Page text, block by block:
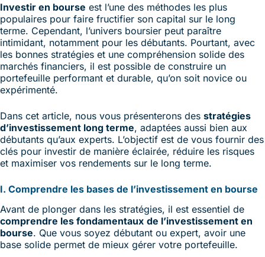
Investir en bourse est l’une des méthodes les plus
populaires pour faire fructifier son capital sur le long
terme. Cependant, l’univers boursier peut paraître
intimidant, notamment pour les débutants. Pourtant, avec
les bonnes stratégies et une compréhension solide des
marchés financiers, il est possible de construire un
portefeuille performant et durable, qu’on soit novice ou
expérimenté.
Dans cet article, nous vous présenterons des stratégies
d’investissement long terme, adaptées aussi bien aux
débutants qu’aux experts. L’objectif est de vous fournir des
clés pour investir de manière éclairée, réduire les risques
et maximiser vos rendements sur le long terme.
I. Comprendre les bases de l’investissement en bourse
Avant de plonger dans les stratégies, il est essentiel de
comprendre les fondamentaux de l’investissement en
bourse. Que vous soyez débutant ou expert, avoir une
base solide permet de mieux gérer votre portefeuille.